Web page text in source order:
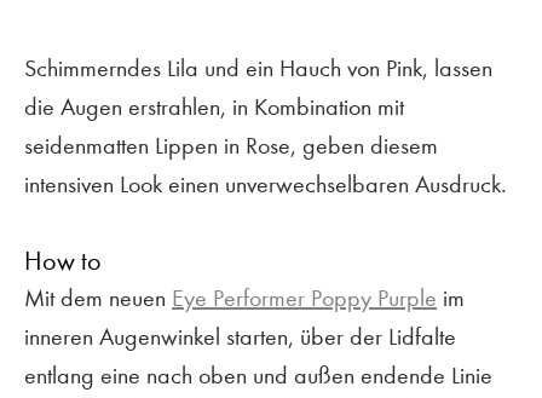
Schimmerndes Lila und ein Hauch von Pink, lassen
die Augen erstrahlen, in Kombination mit
seidenmatten Lippen in Rose, geben diesem
intensiven Look einen unverwechselbaren Ausdruck.
How to
Mit dem neuen Eye Performer Poppy Purple im
inneren Augenwinkel starten, über der Lidfalte
entlang eine nach oben und außen endende Linie